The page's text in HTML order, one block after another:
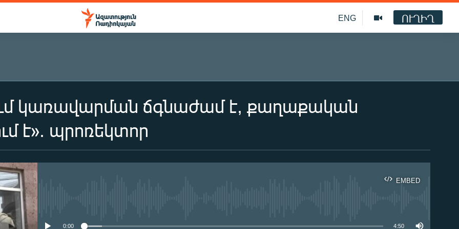
ENG ՈՒՂԻՂ
կառավարման ճգնաժամ է, քաղաքական
է». պրոռեկտոր
EMBED
0:00 4:50